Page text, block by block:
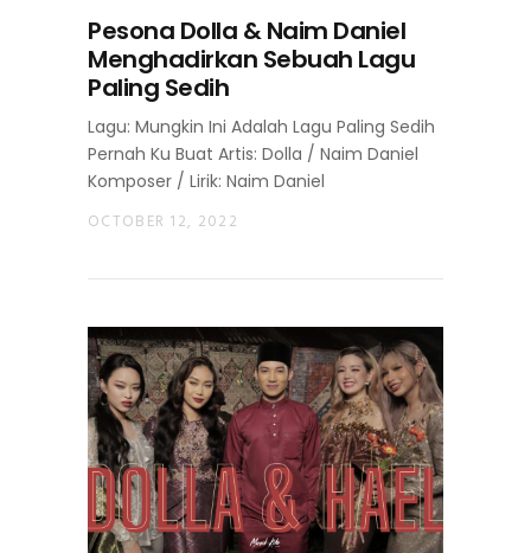
Pesona Dolla & Naim Daniel
Menghadirkan Sebuah Lagu
Paling Sedih
Lagu: Mungkin Ini Adalah Lagu Paling Sedih
Pernah Ku Buat Artis: Dolla / Naim Daniel
Komposer / Lirik: Naim Daniel
OCTOBER 12, 2022